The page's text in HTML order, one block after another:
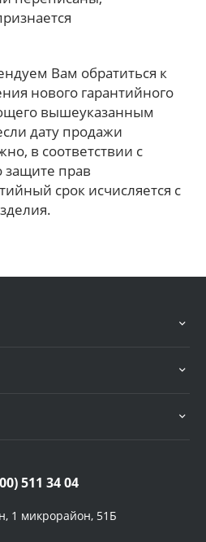
Вам обратиться к
нового гарантийного
вышеуказанным
дату продажи
в соответствии с
защите прав
срок исчисляется с
511 34 04
1 микрорайон, 51Б